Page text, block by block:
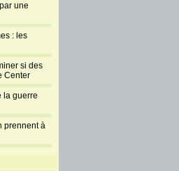
une
: les
si des
Center
la guerre
prennent à